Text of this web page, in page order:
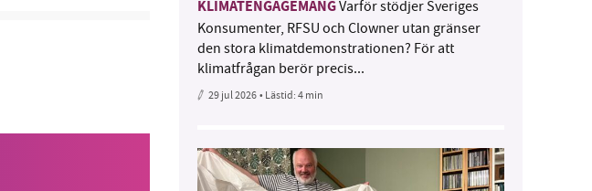
KLIMATENGAGEMANGVarför stödjer Sveriges
Konsumenter, RFSU och Clowner utan gränser
den stora klimatdemonstrationen? För att
klimatfrågan berör precis...
29 jul 2026• Lästid:4 min